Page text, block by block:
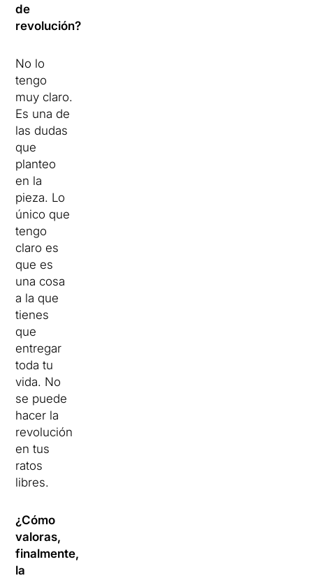
de
revolución?
No lo
tengo
muy claro.
Es una de
las dudas
que
planteo
en la
pieza. Lo
único que
tengo
claro es
que es
una cosa
a la que
tienes
que
entregar
toda tu
vida. No
se puede
hacer la
revolución
en tus
ratos
libres.
¿Cómo
valoras,
finalmente,
la